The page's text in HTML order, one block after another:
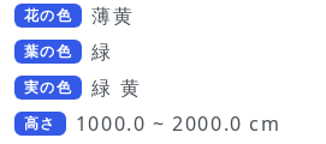
花の色 薄黄
葉の色 緑
実の色 緑 黄
高さ 1000.0 ~ 2000.0 cm